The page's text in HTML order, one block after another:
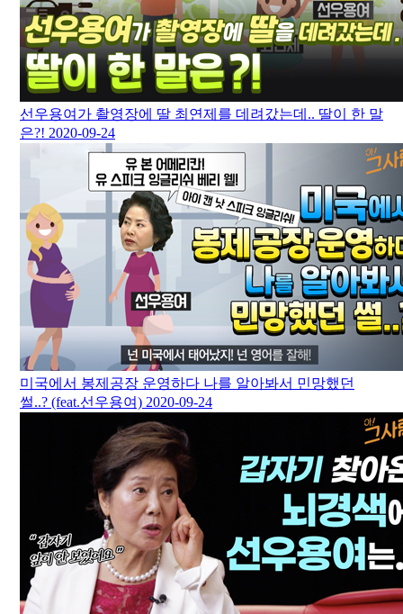
선우용여가 촬영장에 딸 최연제를 데려갔는데.. 딸이 한 말
은?! 2020-09-24
미국에서 봉제공장 운영하다 나를 알아봐서 민망했던
썰..? (feat.선우용여) 2020-09-24